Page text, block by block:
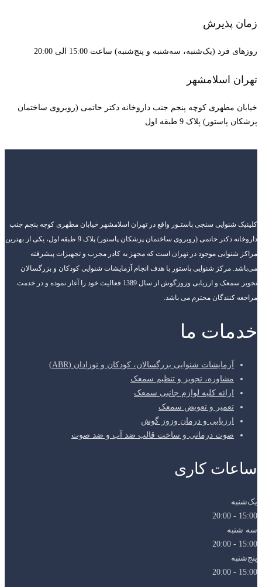
زمان پذیرش
روزهای فرد (یک‌شنبه، سه‌شنبه و پنج‌شنبه) ساعت 15:00 الی 20:00
تهران اسلامشهر
خیابان مطهری کوچه پنجم جنب داروخانه دکتر حاتمی (روبروی ساختمان
پزشکان پاستور) پلاک 9 طبقه اول
کلینیک شنوایی سنجی پاستـور واقع در تهران اسلامشهر خیابان مطهری کوچه پنجم جنب
داروخانه دکتر حاتمی (روبروی ساختمان پزشکان پاستور) پلاک 9 طبقه اول، یکی از بهترین
مراکز شنوایی موجود در تهران است که مجهز به کادر مجرب و تجهیزات پیشرفته
می‌باشد. مرکز شنوایی پاستور با هدف انجام آزمایشات شنوایی کودکان و بزرگسالان
تجویز سمعک و ارزیابی وزوزگوش از سال 1389 فعالیت خود را آغاز نموده و در خدمت
مراجعه کنندگان محترم می باشد.
خدمات ما
آزمایشات شنوایی بزرگسالان، کودکان و نوزادان (ABR)
مشاوره، تجویز و تنظیم سمعک
ارائه کلیه لوازم جانبی سمعک
تعمیر و تعویض سمعک
ارزیابی و درمان وزوز گوش
صوت درمانی و ساخت قالب ضد آب و ضد صوت
ساعات کاری
یک‌شنبه
15:00 - 20:00
سه شنبه
15:00 - 20:00
پنج‌شنبه
15:00 - 20:00